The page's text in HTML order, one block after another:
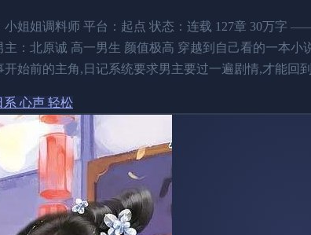
：小姐姐调料师 平台：起点 状态：连载 127章
原诚 高一男生 颜值极高 穿越到自己看的一本小说
始前的主角,日记系统要求男主要过一遍剧情,才能
系 心声 轻松